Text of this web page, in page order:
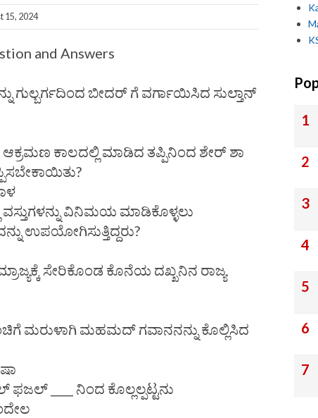
15, 2024
and Answers
ಬೀದರ್ ಗೆ ವರ್ಗಾಯಿಸಿದ ಸುಲ್ತಾನ್
ಕಾಲದಲ್ಲಿ ಮಾಡಿದ ತಪ್ಪಿನಿಂದ ಶೇರ್ ಶಾ
ವಿನಿಮಯ ಮಾಡಿಕೊಳ್ಳಲು
ಉಪಯೋಗಿಸುತ್ತಿದ್ದರು?
ಸೇರಿಕೊಂಡ ಕೊನೆಯ ದಖ್ಖನಿನ ರಾಜ್ಯ
ಮರುಳಾಗಿ ಮಹಮದ್ ಗವಾನನನ್ನು ಕೊಲ್ಲಿಸಿದ
____ ನಿಂದ ಕೊಲ್ಲಲ್ಪಟ್ಟನು